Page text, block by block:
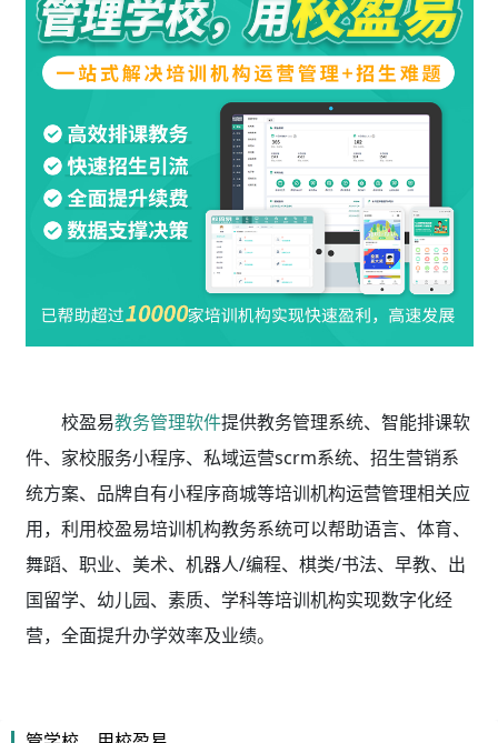
校盈易教务管理软件提供教务管理系统、智能排课软
件、家校服务小程序、私域运营scrm系统、招生营销系
统方案、品牌自有小程序商城等培训机构运营管理相关应
用，利用校盈易培训机构教务系统可以帮助语言、体育、
舞蹈、职业、美术、机器人/编程、棋类/书法、早教、出
国留学、幼儿园、素质、学科等培训机构实现数字化经
营，全面提升办学效率及业绩。